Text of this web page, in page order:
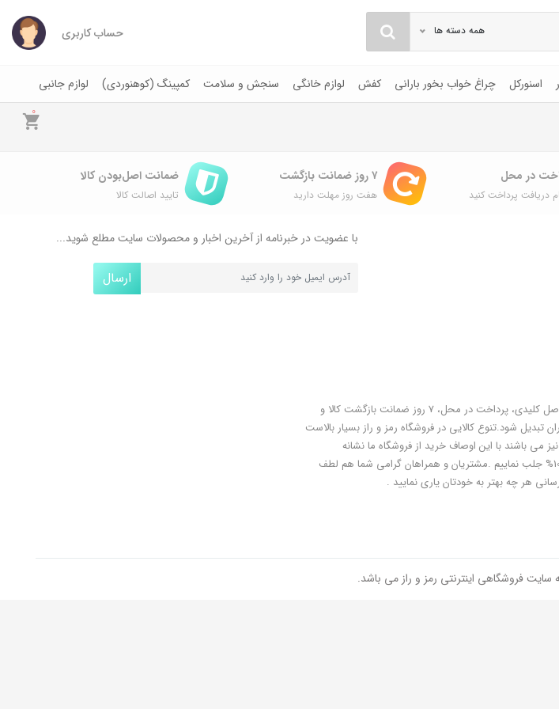
همه دسته ها حساب کاربری
اسنورکل چراغ خواب بخور بارانی کفش لوازم خانگی سنجش و سلامت کمپینگ (کوهنوردی) لوازم جانبی
0
در محل
دریافت پرداخت کنید
۷ روز ضمانت بازگشت
هفت روز مهلت دارید
ضمانت اصل‌بودن کالا
تایید اصالت کالا
با عضویت در خبرنامه از آخرین اخبار و محصولات سایت مطلع شوید...
ارسال
فروشگاه رمز و راز به عنوان یکی از قدیمی‌ترین فروشگاه های اینترنتی با بیش از یک دهه تجربه، با پایبندی به سه اصل کلیدی، پرداخت در محل، 7 روز ضمانت بازگشت کالا و
تبدیل شود.تنوع کالایی در فروشگاه رمز و راز بسیار بالاست
می باشند با این اوصاف خرید از فروشگاه ما نشانه
هوشمندی شماست و مطمئنا ما هم به پاس درایت و هوشمندی شما سعی خواهیم کرد رضایت شما را به صورت 100% جلب نماییم .مشتریان و همراهان گرامی شما هم لطف
هر چه بهتر به خودتان یاری نمایید .
فروشگاهی اینترنتی رمز و راز می باشد.